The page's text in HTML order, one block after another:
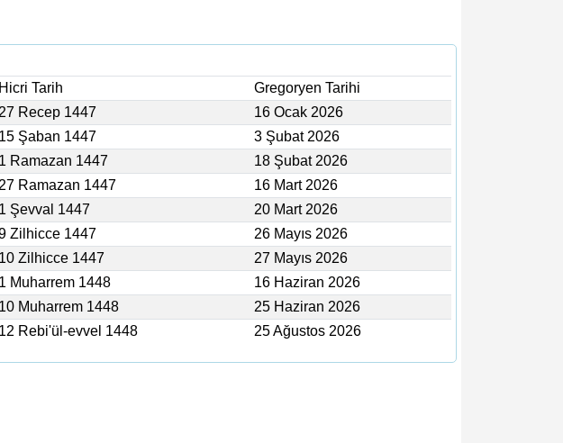
Hicri Tarih Gregoryen Tarihi
27 Recep 1447 16 Ocak 2026
15 Şaban 1447 3 Şubat 2026
1 Ramazan 1447 18 Şubat 2026
27 Ramazan 1447 16 Mart 2026
1 Şevval 1447 20 Mart 2026
Zilhicce 1447 26 Mayıs 2026
10 Zilhicce 1447 27 Mayıs 2026
1 Muharrem 1448 16 Haziran 2026
10 Muharrem 1448 25 Haziran 2026
12 Rebi'ül-evvel 1448 25 Ağustos 2026